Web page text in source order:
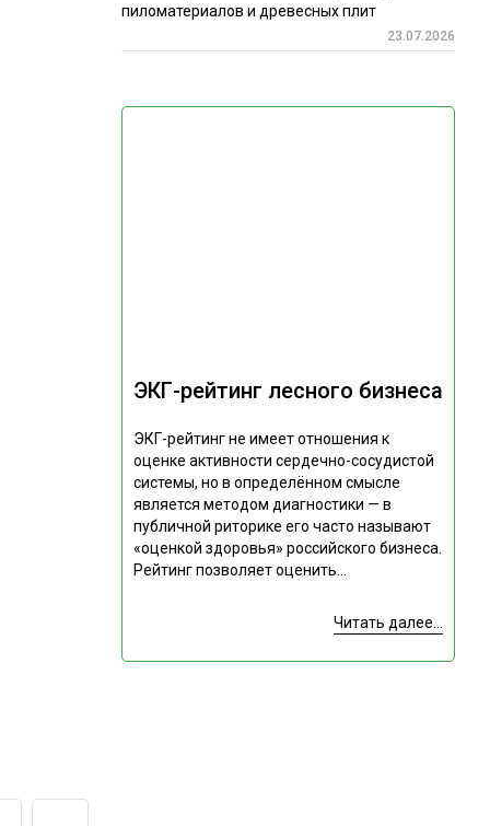
ЭКГ-рейтинг лесного бизнеса
ЭКГ-рейтинг не имеет отношения к
оценке активности сердечно-сосудистой
системы, но в определённом смысле
является методом диагностики — в
публичной риторике его часто называют
«оценкой здоровья» российского бизнеса.
Рейтинг позволяет оценить...
Читать далее...
пиломатериалов и древесных плит
23.07.2026